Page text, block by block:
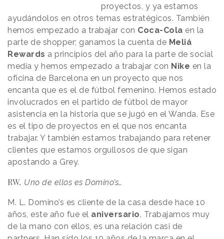
proyectos, y ya estamos
ayudándolos en otros temas estratégicos. También
hemos empezado a trabajar con Coca-Cola en la
parte de shopper; ganamos la cuenta de Meliá
Rewards a principios del año para la parte de social
media y hemos empezado a trabajar con Nike en la
oficina de Barcelona en un proyecto que nos
encanta que es el de fútbol femenino. Hemos estado
involucrados en el partido de fútbol de mayor
asistencia en la historia que se jugó en el Wanda. Ese
es el tipo de proyectos en el que nos encanta
trabajar. Y también estamos trabajando para retener
clientes que estamos orgullosos de que sigan
apostando a Grey.
RW. Uno de ellos es Domino’s…
M. L. Domino’s es cliente de la casa desde hace 10
años, este año fue el aniversario. Trabajamos muy
de la mano con ellos, es una relación casi de